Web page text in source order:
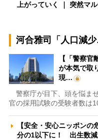
上がっていく ｜ 突然マ
河合雅司「人口減少
【「警察
が本気で取
現…
警察庁が目下、頭を悩ま
官の採用試験の受験者数は
【安全・安心ニッポン
分の1以下に！ 出生数